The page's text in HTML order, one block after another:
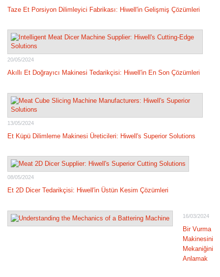
Taze Et Porsiyon Dilimleyici Fabrikası: Hiwell'in Gelişmiş Çözümleri
20/05/2024
Akıllı Et Doğrayıcı Makinesi Tedarikçisi: Hiwell'in En Son Çözümleri
13/05/2024
Et Küpü Dilimleme Makinesi Üreticileri: Hiwell's Superior Solutions
08/05/2024
Et 2D Dicer Tedarikçisi: Hiwell'in Üstün Kesim Çözümleri
16/03/2024
Bir Vurma
Makinesinin
Mekaniğini
Anlamak